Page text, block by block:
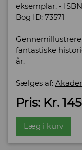
eksemplar. -
Bog ID: 73571
fantastiske
år.
Sælges af:
Pris: Kr.
Læg i kurv